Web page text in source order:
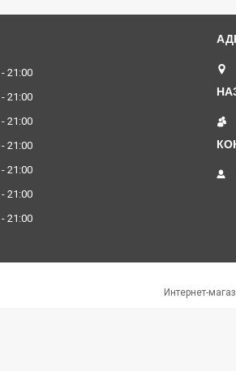
21:00
21:00
21:00
21:00
21:00
21:00
21:00